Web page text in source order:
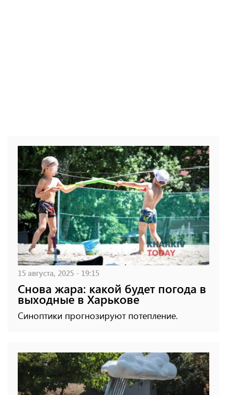
15 августа, 2025 - 19:15
Снова жара: какой будет погода в
выходные в Харькове
Синоптики прогнозируют потепление.